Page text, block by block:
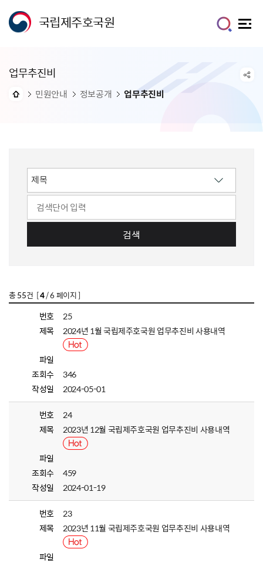
국립제주호국원
업무추진비
민원안내 정보공개 업무추진비
검색
총55건 [4/ 6 페이지 ]
번호
25
제목
2024년 1월 국립제주호국원 업무추진비 사용내역
파일
조회수
346
작성일
2024-05-01
번호
24
제목
2023년 12월 국립제주호국원 업무추진비 사용내역
파일
조회수
459
작성일
2024-01-19
번호
23
제목
2023년 11월 국립제주호국원 업무추진비 사용내역
파일